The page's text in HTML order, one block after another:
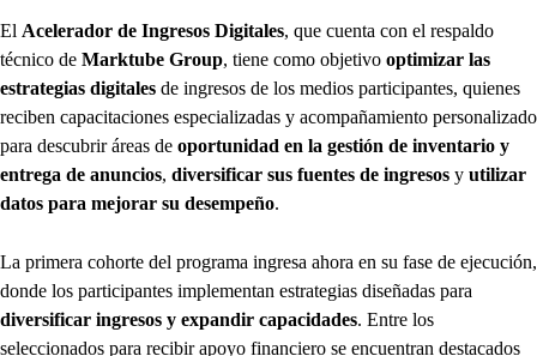
El Acelerador de Ingresos Digitales, que cuenta con el respaldo
técnico de Marktube Group, tiene como objetivo optimizar las
estrategias digitales de ingresos de los medios participantes, quienes
reciben capacitaciones especializadas y acompañamiento personalizado
para descubrir áreas de oportunidad en la gestión de inventario y
entrega de anuncios, diversificar sus fuentes de ingresos y utilizar
datos para mejorar su desempeño.
La primera cohorte del programa ingresa ahora en su fase de ejecución,
donde los participantes implementan estrategias diseñadas para
diversificar ingresos y expandir capacidades. Entre los
seleccionados para recibir apoyo financiero se encuentran destacados